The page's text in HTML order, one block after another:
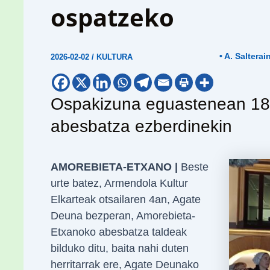
ospatzeko
2026-02-02 / KULTURA • A. Salterain
Ospakizuna eguastenean
abesbatza ezberdinekin
AMOREBIETA-ETXANO | Beste
urte batez, Armendola Kultur
Elkarteak otsailaren 4an, Agate
Deuna bezperan, Amorebieta-
Etxanoko abesbatza taldeak
bilduko ditu, baita nahi duten
herritarrak ere, Agate Deunako